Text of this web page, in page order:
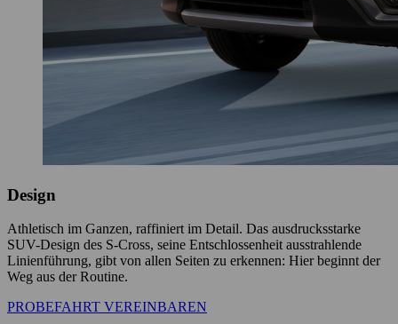
Design
Athletisch im Ganzen, raffiniert im Detail. Das ausdrucksstarke
SUV-Design des S-Cross, seine Entschlossenheit ausstrahlende
Linienführung, gibt von allen Seiten zu erkennen: Hier beginnt der
Weg aus der Routine.
PROBEFAHRT VEREINBAREN